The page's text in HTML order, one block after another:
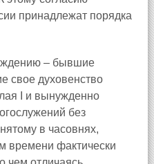
принадлежат порядка
– бывшие
свое духовенство
I и вынужденно
без
в часовнях,
времени фактически